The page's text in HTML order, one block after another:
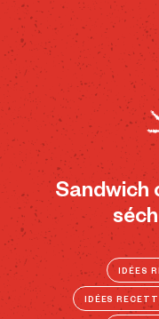
Skip
content
IDÉES
IDÉES